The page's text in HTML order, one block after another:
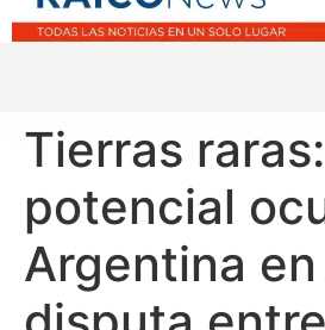
Tierras
potencial
Argentina en